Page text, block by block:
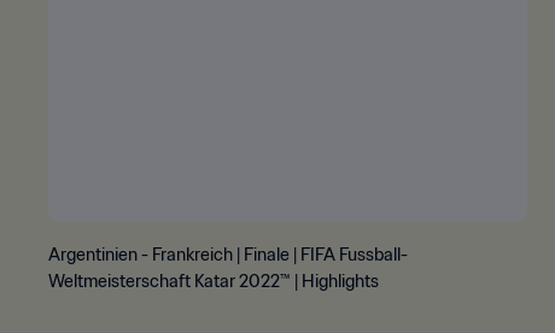
Argentinien - Frankreich | Finale | FIFA Fussball-
Weltmeisterschaft Katar 2022™ | Highlights